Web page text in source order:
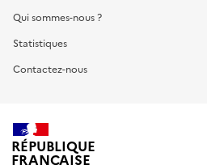
Qui sommes-nous ?
Statistiques
Contactez-nous
RÉPUBLIQUE
FRANÇAISE